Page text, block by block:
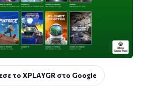
το XPLAYGR στο Google